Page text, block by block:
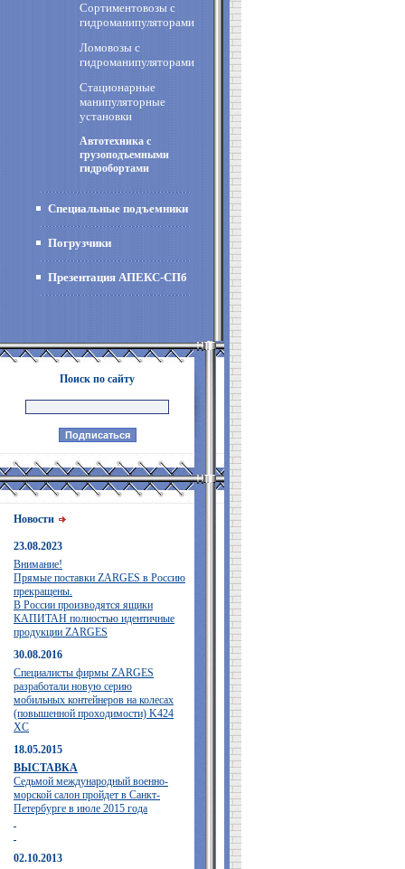
Сортиментовозы с
гидроманипуляторами
Ломовозы с
гидроманипуляторами
Стационарные
манипуляторные
установки
Автотехника с
грузоподъемными
гидробортами
Специальные подъемники
Погрузчики
Презентация АПЕКС-СПб
Поиск по сайту
Новости
23.08.2023
Внимание!
Прямые поставки ZARGES в Россию
прекращены.
В России производятся ящики
КАПИТАН полностью идентичные
продукции ZARGES
30.08.2016
Специалисты фирмы ZARGES
разработали новую серию
мобильных контейнеров на колесах
(повышенной проходимости) K424
XC
18.05.2015
ВЫСТАВКА
Седьмой международный военно-
морской салон пройдет в Санкт-
Петербурге в июле 2015 года
02.10.2013